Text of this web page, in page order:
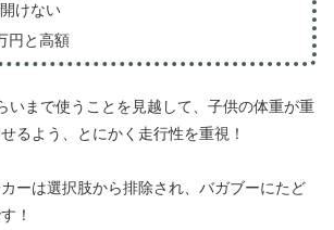
けない
円と高額
いまで使うことを見越して、子供の体重が重
るよう、とにかく走行性を重視！
ーは選択肢から排除され、バガブーにたど
！